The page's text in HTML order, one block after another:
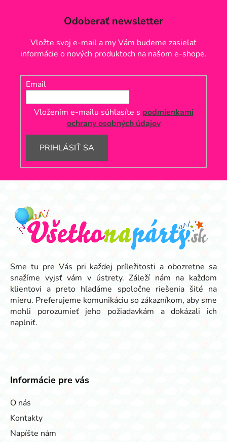
Odoberať newsletter
Vložte svoj e-mail a my Vám budeme zasielať
informácie o nových produktoch na našom e-shope.
Email
Vložením e-mailu súhlasíte s podmienkami
ochrany osobných údajov
PRIHLÁSIŤ SA
Z
Sme tu pre Vás pri každej príležitosti a obozretne sa
snažíme vyjsť vám v ústrety. Záleží nám na každom
klientovi a preto hľadáme spoločne riešenia šité na
mieru. Preferujeme komunikáciu so zákazníkom, aby sme
mohli porozumieť jeho požiadavkám a dokázali ich
naplniť.
Informácie pre vás
O nás
Kontakty
Napíšte nám